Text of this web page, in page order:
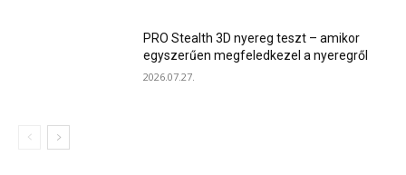
PRO Stealth 3D nyereg teszt – amikor
egyszerűen megfeledkezel a nyeregről
2026.07.27.